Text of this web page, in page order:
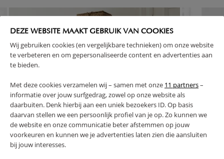
DEZE WEBSITE MAAKT GEBRUIK VAN COOKIES
Wij gebruiken cookies (en vergelijkbare technieken) om onze website
te verbeteren en om gepersonaliseerde content en advertenties aan
te bieden.
Met deze cookies verzamelen wij – samen met onze 11 partners–
informatie over jouw surfgedrag, zowel op onze website als
daarbuiten. Denk hierbij aan een uniek bezoekers ID. Op basis
daarvan stellen we een persoonlijk profiel van je op. Zo kunnen we
de website en onze communicatie beter afstemmen op jouw
voorkeuren en kunnen we je advertenties laten zien die aansluiten
bij jouw interesses.